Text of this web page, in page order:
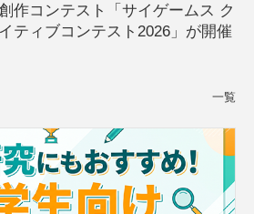
作コンテスト「サイゲームス ク
ティブコンテスト2026」が開催
一覧